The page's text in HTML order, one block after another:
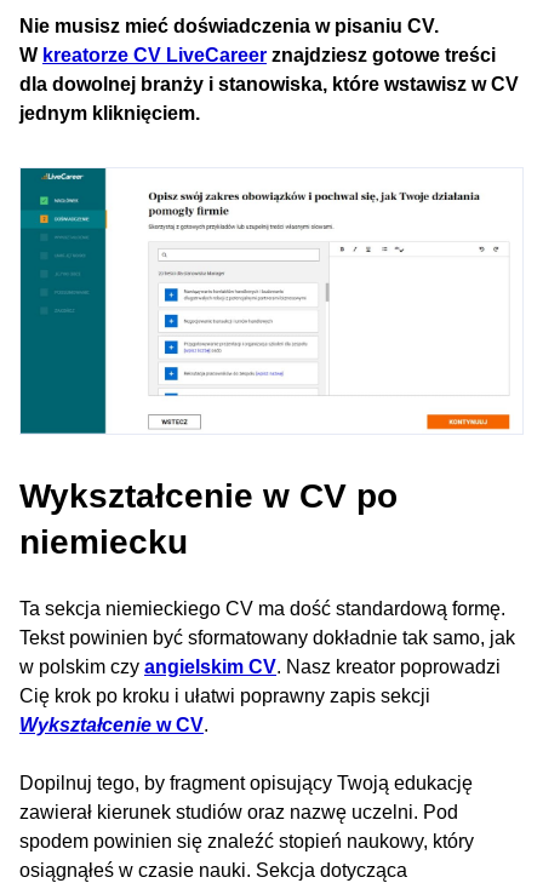
Nie musisz mieć doświadczenia w pisaniu CV.
W kreatorze CV LiveCareer znajdziesz gotowe treści
dla dowolnej branży i stanowiska, które wstawisz w CV
jednym kliknięciem.
Wykształcenie w CV po
niemiecku
Ta sekcja niemieckiego CV ma dość standardową formę.
Tekst powinien być sformatowany dokładnie tak samo, jak
w polskim czy angielskim CV. Nasz kreator poprowadzi
Cię krok po kroku i ułatwi poprawny zapis sekcji
Wykształcenie w CV.
Dopilnuj tego, by fragment opisujący Twoją edukację
zawierał kierunek studiów oraz nazwę uczelni. Pod
spodem powinien się znaleźć stopień naukowy, który
osiągnąłeś w czasie nauki. Sekcja dotycząca